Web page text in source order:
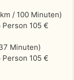
/ 100 Minuten)
105 €
Minuten)
105 €